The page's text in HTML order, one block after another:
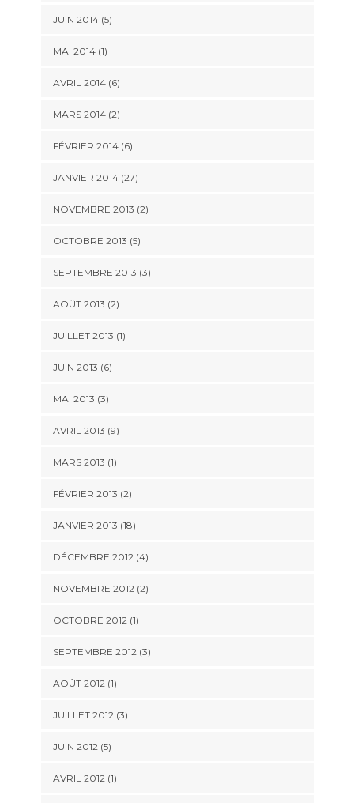
JUIN 2014 (5)
MAI 2014 (1)
AVRIL 2014 (6)
MARS 2014 (2)
FÉVRIER 2014 (6)
JANVIER 2014 (27)
NOVEMBRE 2013 (2)
OCTOBRE 2013 (5)
SEPTEMBRE 2013 (3)
AOÛT 2013 (2)
JUILLET 2013 (1)
JUIN 2013 (6)
MAI 2013 (3)
AVRIL 2013 (9)
MARS 2013 (1)
FÉVRIER 2013 (2)
JANVIER 2013 (18)
DÉCEMBRE 2012 (4)
NOVEMBRE 2012 (2)
OCTOBRE 2012 (1)
SEPTEMBRE 2012 (3)
AOÛT 2012 (1)
JUILLET 2012 (3)
JUIN 2012 (5)
AVRIL 2012 (1)